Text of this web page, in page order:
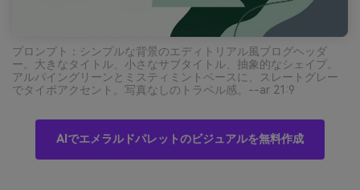
プロンプト：シンプルな背景のエディトリアル風ブログヘッダ
ー。大きなタイトル、小さなサブタイトル、抽象的なシェイプ。
アルパイングリーンとミスティミントベースに、スレートグレー
でタイポアクセント。写真なしのトラベル感。--ar 21:9
AIでエメラルドパレットのビジュアルを無料作成